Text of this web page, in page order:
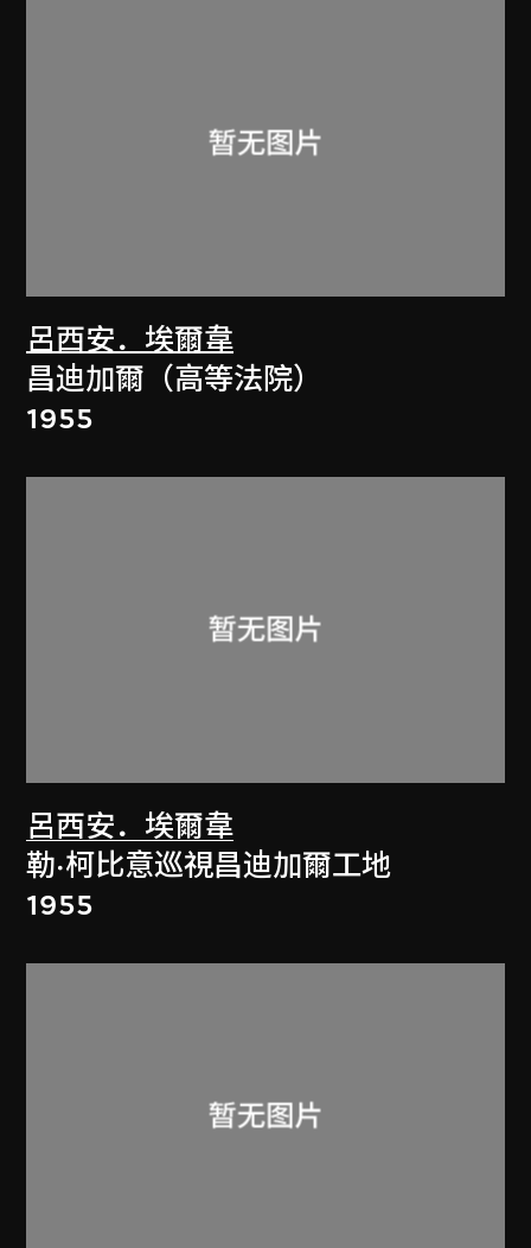
呂西安．埃爾韋
昌迪加爾（高等法院）
1955
呂西安．埃爾韋
勒·柯比意巡視昌迪加爾工地
1955